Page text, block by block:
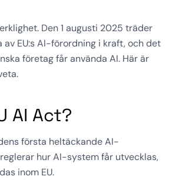
Den 1 augusti 2025 träder
av EU:s AI-förordning i kraft, och det
företag får använda AI. Här är
AI Act?
första heltäckande AI-
hur AI-system får utvecklas,
inom EU.